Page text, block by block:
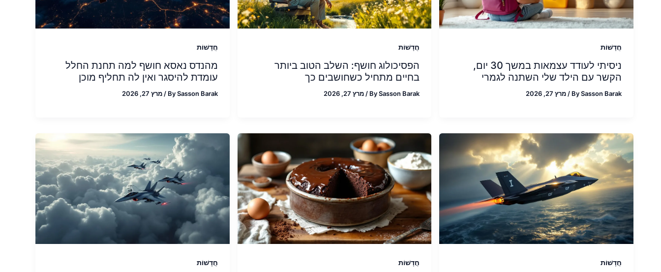
חֲדָשׁוֹת
ניסיתי לעודד עצמאות במשך 30 יום,
הקשר עם הילד שלי השתנה לגמרי
BySasson Barak
/ מרץ 27, 2026
חֲדָשׁוֹת
הפסיכולוג חושף: השלב הטוב ביותר
בחיים מתחיל כשחושבים כך
BySasson Barak
/ מרץ 27, 2026
חֲדָשׁוֹת
מהנדס נאסא חושף למה תחנת החלל
עומדת להיסגר ואין לה תחליף מוכן
BySasson Barak
/מרץ 27, 2026
חֲדָשׁוֹת חֲדָשׁוֹת חֲדָשׁוֹת